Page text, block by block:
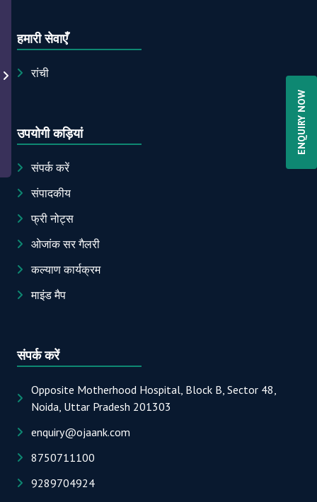
ENQUIRY NOW
हमारी सेवाएँ
रांची
उपयोगी कड़ियां
संपर्क करें
संपादकीय
फ्री नोट्स
ओजांक सर गैलरी
कल्याण कार्यक्रम
माइंड मैप
संपर्क करें
Opposite Motherhood Hospital, Block B, Sector 48,
Noida, Uttar Pradesh 201303
enquiry@ojaank.com
8750711100
9289704924